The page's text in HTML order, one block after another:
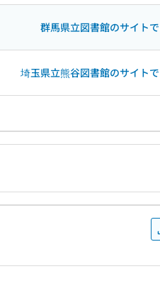
群馬県立図書館のサイト
埼玉県立熊谷図書館のサイト